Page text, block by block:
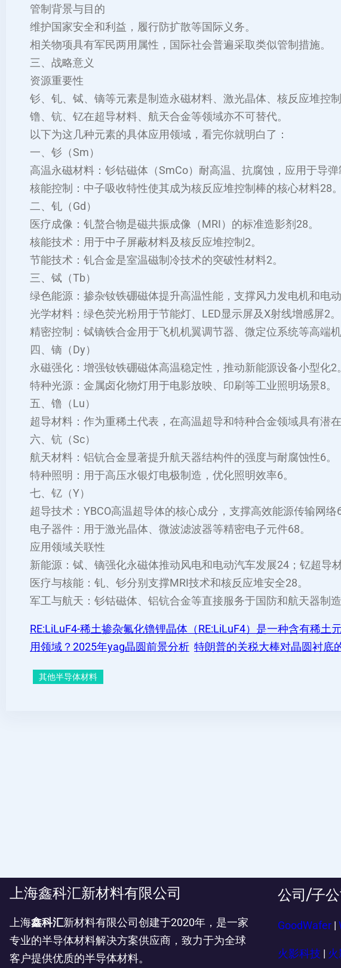
‌管制背景与目的‌
维护国家安全和利益，履行防扩散等国际义务‌。
相关物项具有军民两用属性，国际社会普遍采取类似管制措施‌。
三、战略意义
‌资源重要性‌
钐、钆、铽、镝等元素是制造永磁材料、激光晶体、核反应堆控
镥、钪、钇在超导材料、航天合金等领域亦不可替代‌。
以下为这几种元素的具体应用领域，看完你就明白了：
一、钐（Sm）
高温永磁材料‌：钐钴磁体（SmCo）耐高温、抗腐蚀，应用于导弹
‌核能控制‌：中子吸收特性使其成为核反应堆控制棒的核心材料‌28。
二、钆（Gd）
‌医疗成像‌：钆螯合物是磁共振成像（MRI）的标准造影剂‌28。
‌核能技术‌：用于中子屏蔽材料及核反应堆控制‌2。
‌节能技术‌：钆合金是室温磁制冷技术的突破性材料‌2。
三、铽（Tb）
绿色能源‌：掺杂钕铁硼磁体提升高温性能，支撑风力发电机和电动
‌光学材料‌：绿色荧光粉用于节能灯、LED显示屏及X射线增感屏‌2。
精密控制‌：铽镝铁合金用于飞机机翼调节器、微定位系统等高端机
四、镝（Dy）
‌永磁强化‌：增强钕铁硼磁体高温稳定性，推动新能源设备小型化‌2。
‌特种光源‌：金属卤化物灯用于电影放映、印刷等工业照明场景‌8。
五、镥（Lu）
超导材料‌：作为重稀土代表，在高温超导和特种合金领域具有潜在
六、钪（Sc）
‌航天材料‌：铝钪合金显著提升航天器结构件的强度与耐腐蚀性‌6。
‌特种照明‌：用于高压水银灯电极制造，优化照明效率‌6。
七、钇（Y）
超导技术‌：YBCO高温超导体的核心成分，支撑高效能源传输网络‌6
‌电子器件‌：用于激光晶体、微波滤波器等精密电子元件‌68。
应用领域关联性
新能源‌：铽、镝强化永磁体推动风电和电动汽车发展‌24；钇超导
‌医疗与核能‌：钆、钐分别支撑MRI技术和核反应堆安全‌28。
军工与航天‌：钐钴磁体、铝钪合金等直接服务于国防和航天器制造‌
RE:LiLuF4-稀土掺杂氟化镥锂晶体（RE:LiLuF4）是一种含有稀土
用领域？2025年yag晶圆前景分析 特朗普的关税大棒对晶圆衬底
其他半导体材料
上海鑫科汇新材料有限公司
上海鑫科汇新材料有限公司创建于2020年，是一家
专业的半导体材料解决方案供应商，致力于为全球
客户提供优质的半导体材料。
公司/子
GoodWafer|
火影科技